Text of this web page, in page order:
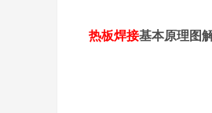
热板焊接基本原理图